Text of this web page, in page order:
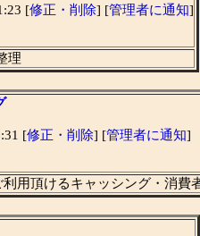
[修正・削除] [管理者に通知]
理
[修正・削除] [管理者に通知]
用頂けるキャッシング・消費